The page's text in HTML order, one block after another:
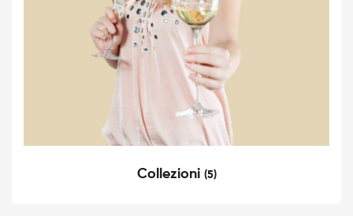
Collezioni (5)